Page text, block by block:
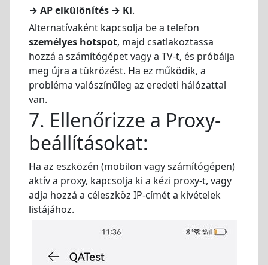
→ AP elkülönítés → Ki.
Alternatívaként kapcsolja be a telefon
személyes hotspot, majd csatlakoztassa
hozzá a számítógépet vagy a TV-t, és próbálja
meg újra a tükrözést. Ha ez működik, a
probléma valószínűleg az eredeti hálózattal
van.
7. Ellenőrizze a Proxy-
beállításokat:
Ha az eszközén (mobilon vagy számítógépen)
aktív a proxy, kapcsolja ki a kézi proxy-t, vagy
adja hozzá a céleszköz IP-címét a kivételek
listájához.